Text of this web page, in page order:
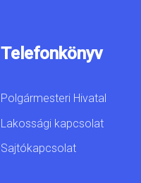
Telefonkönyv
Polgármesteri Hivatal
Lakossági kapcsolat
Sajtókapcsolat